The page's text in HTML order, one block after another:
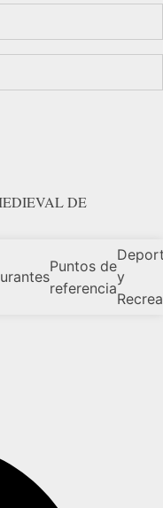
DE
Puntos de
referencia
y